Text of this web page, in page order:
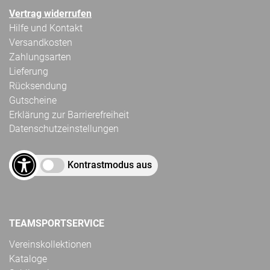
Vertrag widerrufen
Hilfe und Kontakt
Versandkosten
Zahlungsarten
Lieferung
Rücksendung
Gutscheine
Erklärung zur Barrierefreiheit
Datenschutzeinstellungen
Kontrastmodus aus
TEAMSPORTSERVICE
Vereinskollektionen
Kataloge